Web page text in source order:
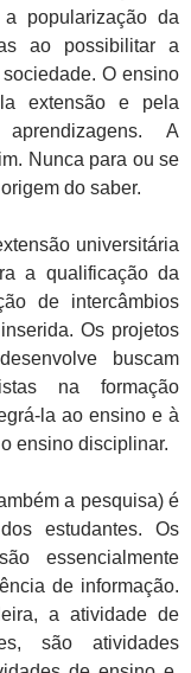
popularização da
ao possibilitar a
O ensino
extensão e pela
A
Nunca para ou se
do saber.
universitária
a qualificação da
de intercâmbios
Os projetos
buscam
na formação
la ao ensino e à
ensino disciplinar.
a pesquisa) é
estudantes. Os
essencialmente
de informação.
a atividade de
são atividades